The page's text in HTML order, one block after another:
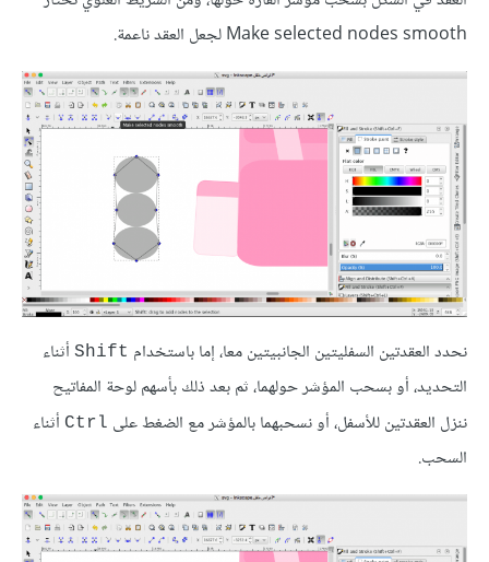
Make selected nodes smooth لجعل العقد ناعمة.
نحدد العقدتين السفليتين الجانبيتين معا، إما باستخدام Shift أثناء
التحديد، أو بسحب المؤشر حولهما، ثم بعد ذلك بأسهم لوحة المفاتيح
ننزل العقدتين للأسفل، أو نسحبهما بالمؤشر مع الضغط على Ctrl أثناء
السحب.